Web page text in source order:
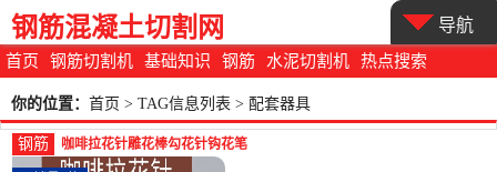
首页 钢筋切割机 基础知识 钢筋 水泥切割机 热点搜索
钢筋混凝土切割网 导航
你的位置： 首页 > TAG信息列表 > 配套器具
钢筋
咖啡拉花针雕花棒勾花针钩花笔
裱花针不锈钢彩色圆形大-圆棒